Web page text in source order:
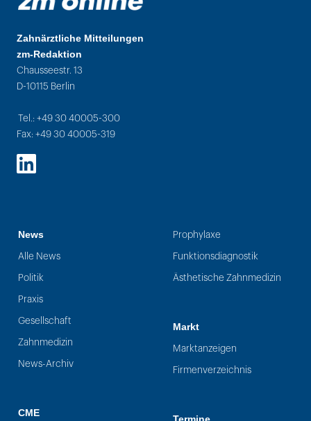
Zahnärztliche Mitteilungen
zm-Redaktion
Chausseestr. 13
D-10115 Berlin
Tel.: +49 30 40005-300
Fax: +49 30 40005-319
LinkedIn
News
Alle News
Politik
Praxis
Gesellschaft
Zahnmedizin
News-Archiv
CME
Prophylaxe
Funktionsdiagnostik
Ästhetische Zahnmedizin
Markt
Marktanzeigen
Firmenverzeichnis